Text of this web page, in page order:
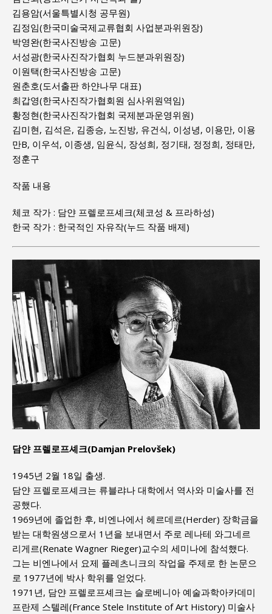
김용암(서울특별시청 공무원)
김정임(한국미술국제교류협회 사업분과위원장)
박영완(한국사진방송 고문)
서성광(한국사진작가협회 누드분과위원장)
이원택(한국사진방송 고문)
원춘호(도서출판 하얀나무 대표)
최갑영(한국사진작가협회원 심사위원역임)
황정현(한국사진작가협회 국제분과운영위원)
김미현, 김석은, 김종승, 노진방, 유건식, 이성녕, 이용만, 이용
만B, 이우석, 이종생, 임윤식, 장성희, 정기태, 정정희, 정태만,
정훈구
작품 내용
체코 작가 : 담얀 프렐로프셰크(체코성 & 프라하성)
한국 작가 : 한국적인 자유작(누드 작품 배제)
담얀 프렐로프셰크(Damjan Prelovšek)
1945년 2월 18일 출생.
담얀 프렐로프셰크는 류블랴나 대학에서 역사와 미술사를 전
공했다.
1969년에 졸업한 후, 비엔나에서 헤르데르(Herder) 장학금을
받는 대학원생으로서 1년을 보내면서 주로 레나테 와그네르
리게르(Renate Wagner Rieger)교수의 세미나에 참석했다.
그는 비엔나에서 요제 플레츠니크의 작업을 주제로 한 논문으
로 1977년에 박사 학위를 얻었다.
1971년, 담얀 프렐로프셰크는 슬로베니아 예술과학아카데미
프란제 스텔레(France Stele Institute of Art History) 미술사